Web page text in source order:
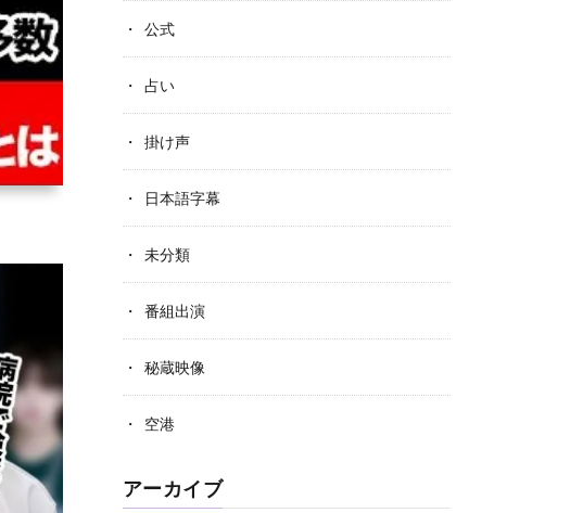
公式
占い
掛け声
日本語字幕
未分類
番組出演
秘蔵映像
空港
アーカイブ